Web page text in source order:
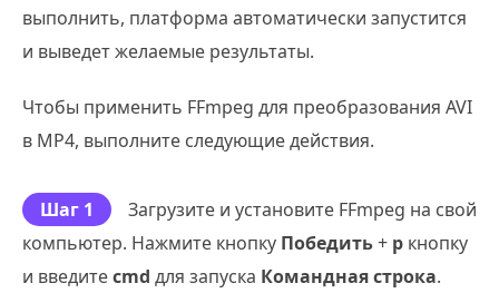
выполнить, платформа автоматически запустится
и выведет желаемые результаты.
Чтобы применить FFmpeg для преобразования AVI
в MP4, выполните следующие действия.
Шаг 1
Загрузите и установите FFmpeg на свой
компьютер. Нажмите кнопку Победить+ р кнопку
и введитеcmd для запуска Командная строка.